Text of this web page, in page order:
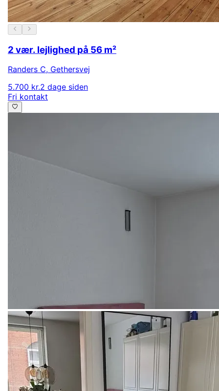
2 vær. lejlighed på 56 m²
Randers C, Gethersvej
5.700 kr.2 dage siden
Fri kontakt